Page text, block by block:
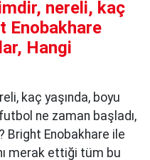
nereli, kaç
Enobakhare
Hangi
kaç yaşında, boyu
ne zaman başladı,
Bright Enobakhare ile
merak ettiği tüm bu